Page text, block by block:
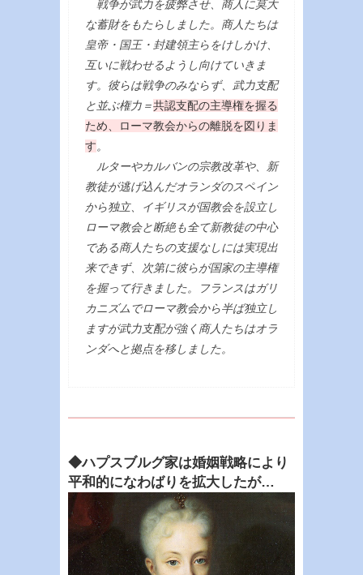
戦争が武力を疲弊させ、商人に莫大
な蓄財をもたらしました。商人たちは
皇帝・国王・封建領主らをけしかけ、
互いに戦わせるようし向けていきま
す。彼らは戦争のみならず、武力支配
と並ぶ権力＝共認支配の主導権を握る
ため、ローマ教会からの離脱を図りま
す。
ルターやカルバンの宗教改革や、新
教徒が逃げ込んだオランダのスペイン
から独立、イギリスが国教会を設立し
ローマ教会と断絶も全て新教徒の中心
である商人たちの支援なしには実現出
来できず、次第に彼らが国家の主導権
を握って行きました。フランスはガリ
カニズムでローマ教会から半ば独立し
ますが武力支配が強く商人たちはオラ
ンダへと拠点を移しました。
◆ハプスブルグ家は婚姻戦略により
平和的になわばりを拡大したが…